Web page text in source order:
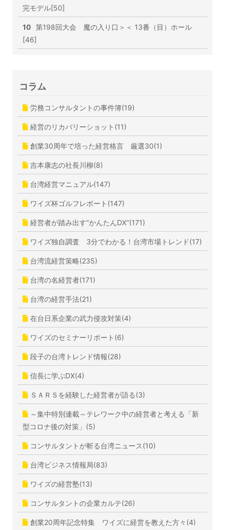
完モデル[50]
10 第198回大会 魔の入り口＞＜ 13番（目）ホール
[46]
コラム
労務コンサルタントの事件簿(19)
経営のリカバリーショット(11)
創業30周年で培った経営格言 厳選30(1)
吉本康志の社長川柳(8)
台湾経営マニュアル(147)
ワイズ杯ゴルフレポート(147)
経営者が踏み出す”かんたんDX”(171)
ワイズ独自調査 3分でわかる！台湾市場トレンド(17)
台湾流経営策略(235)
台湾の名経営者(171)
台湾の経営手法(21)
在台日系企業の武力侵攻対策(4)
ワイズのセミナーリポート(6)
段子の台湾トレンド情報(28)
信長に学ぶDX(4)
ＳＡＲＳを経験した経営者が語る(3)
～集中特別連載～テレワーク中の経営者と考える「新
型コロナ後の対策」(5)
コンサルタントが斬る台湾ニュース(10)
台湾ビジネス情報局(83)
ワイズの経営塾(13)
コンサルタントの企業カルテ(26)
創業20周年記念特集 ワイズに経営を教えた方々(4)